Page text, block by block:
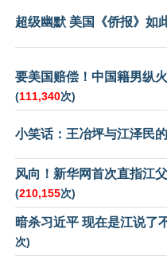
超级幽默 美国《侨报》如
要美国赔偿！中国籍男纵
(111,340次)
小笑话：王冶坪与江泽民
风向！新华网首次直指江
(210,155次)
暗杀习近平 现在是江说了
次)